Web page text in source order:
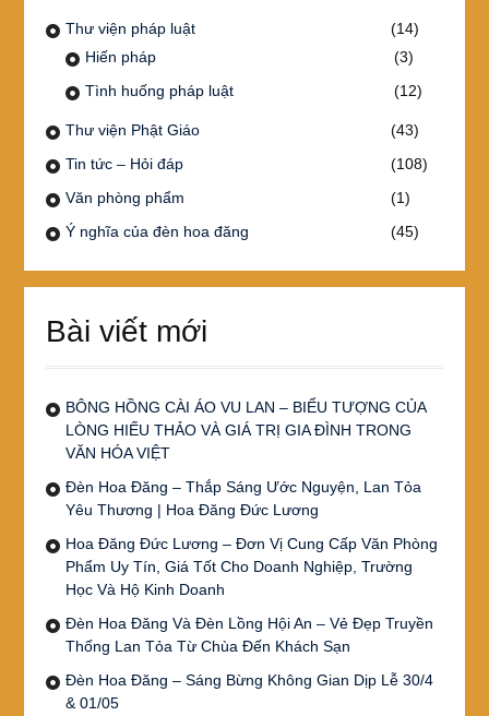
Thư viện pháp luật
(14)
Hiến pháp
(3)
Tình huống pháp luật
(12)
Thư viện Phật Giáo
(43)
Tin tức – Hỏi đáp
(108)
Văn phòng phẩm
(1)
Ý nghĩa của đèn hoa đăng
(45)
Bài viết mới
BÔNG HỒNG CÀI ÁO VU LAN – BIỂU TƯỢNG CỦA
LÒNG HIẾU THẢO VÀ GIÁ TRỊ GIA ĐÌNH TRONG
VĂN HÓA VIỆT
Đèn Hoa Đăng – Thắp Sáng Ước Nguyện, Lan Tỏa
Yêu Thương | Hoa Đăng Đức Lương
Hoa Đăng Đức Lương – Đơn Vị Cung Cấp Văn Phòng
Phẩm Uy Tín, Giá Tốt Cho Doanh Nghiệp, Trường
Học Và Hộ Kinh Doanh
Đèn Hoa Đăng Và Đèn Lồng Hội An – Vẻ Đẹp Truyền
Thống Lan Tỏa Từ Chùa Đến Khách Sạn
Đèn Hoa Đăng – Sáng Bừng Không Gian Dịp Lễ 30/4
& 01/05